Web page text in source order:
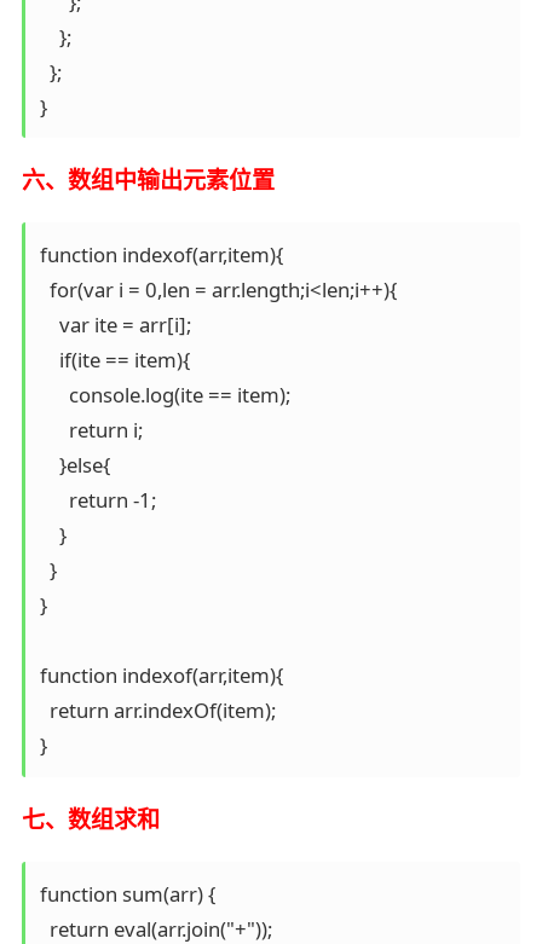
    };
  };
}
六、数组中输出元素位置
function indexof(arr,item){
  for(var i = 0,len = arr.length;i<len;i++){
    var ite = arr[i];
    if(ite == item){
      console.log(ite == item);
      return i;
    }else{
      return -1;
    }
  }
}
function indexof(arr,item){
  return arr.indexOf(item);
}
七、数组求和
function sum(arr) {
  return eval(arr.join("+"));